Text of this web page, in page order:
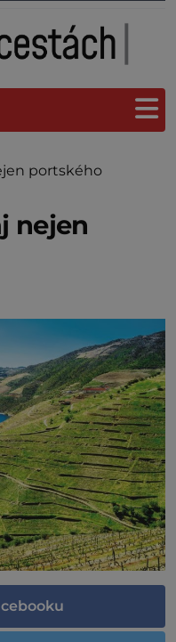
portského
nejen